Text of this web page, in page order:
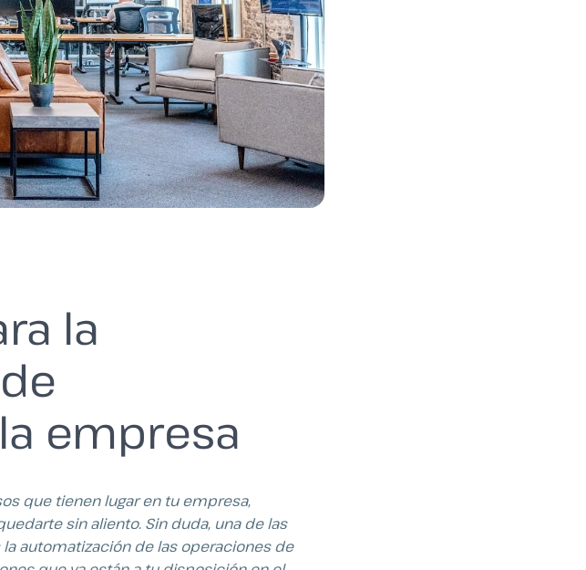
la
empresa
que tienen lugar en tu empresa,
sin aliento. Sin duda, una de las
automatización de las operaciones de